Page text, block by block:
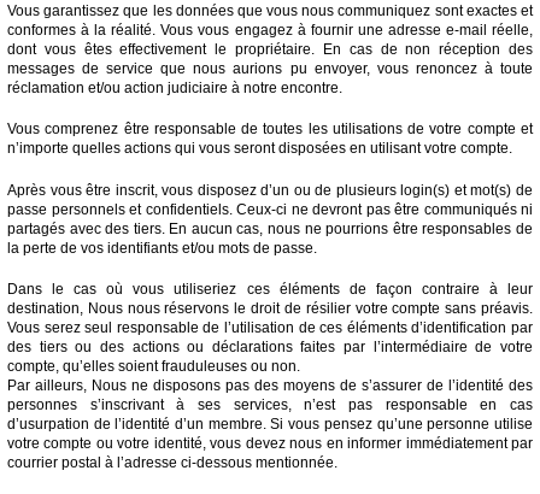
Vous garantissez que les données que vous nous communiquez sont exactes et
conformes à la réalité. Vous vous engagez à fournir une adresse e-mail réelle,
dont vous êtes effectivement le propriétaire. En cas de non réception des
messages de service que nous aurions pu envoyer, vous renoncez à toute
réclamation et/ou action judiciaire à notre encontre.
Vous comprenez être responsable de toutes les utilisations de votre compte et
n’importe quelles actions qui vous seront disposées en utilisant votre compte.
Après vous être inscrit, vous disposez d’un ou de plusieurs login(s) et mot(s) de
passe personnels et confidentiels. Ceux-ci ne devront pas être communiqués ni
partagés avec des tiers. En aucun cas, nous ne pourrions être responsables de
la perte de vos identifiants et/ou mots de passe.
Dans le cas où vous utiliseriez ces éléments de façon contraire à leur
destination, Nous nous réservons le droit de résilier votre compte sans préavis.
Vous serez seul responsable de l’utilisation de ces éléments d’identification par
des tiers ou des actions ou déclarations faites par l’intermédiaire de votre
compte, qu’elles soient frauduleuses ou non.
Par ailleurs, Nous ne disposons pas des moyens de s’assurer de l’identité des
personnes s’inscrivant à ses services, n’est pas responsable en cas
d’usurpation de l’identité d’un membre. Si vous pensez qu’une personne utilise
votre compte ou votre identité, vous devez nous en informer immédiatement par
courrier postal à l’adresse ci-dessous mentionnée.